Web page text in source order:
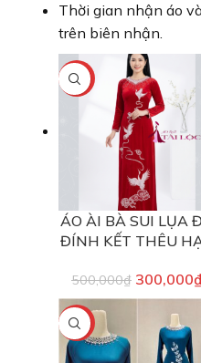
Thời gian nhận áo
trên biên nhận.
-40%
ÁO ÀI BÀ SUI LỤA
ĐÍNH KẾT THÊU
500,000₫ 300,000
-40%